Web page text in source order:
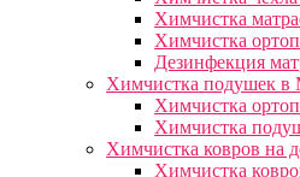
Химчистка
Химчистка
Дезинфекция
Химчистка подушек в
Химчистка
Химчистка
Химчистка ковров на
Химчистка